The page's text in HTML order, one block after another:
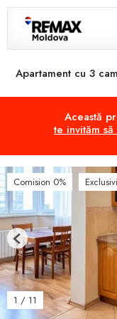
Apartament cu 3
Această
te invităm
Comision 0%
1 / 11
Previous